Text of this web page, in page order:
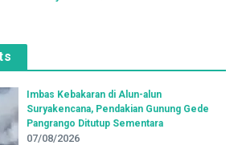
Imbas Kebakaran di Alun-alun
Suryakencana, Pendakian Gunung Gede
Pangrango Ditutup Sementara
07/08/2026